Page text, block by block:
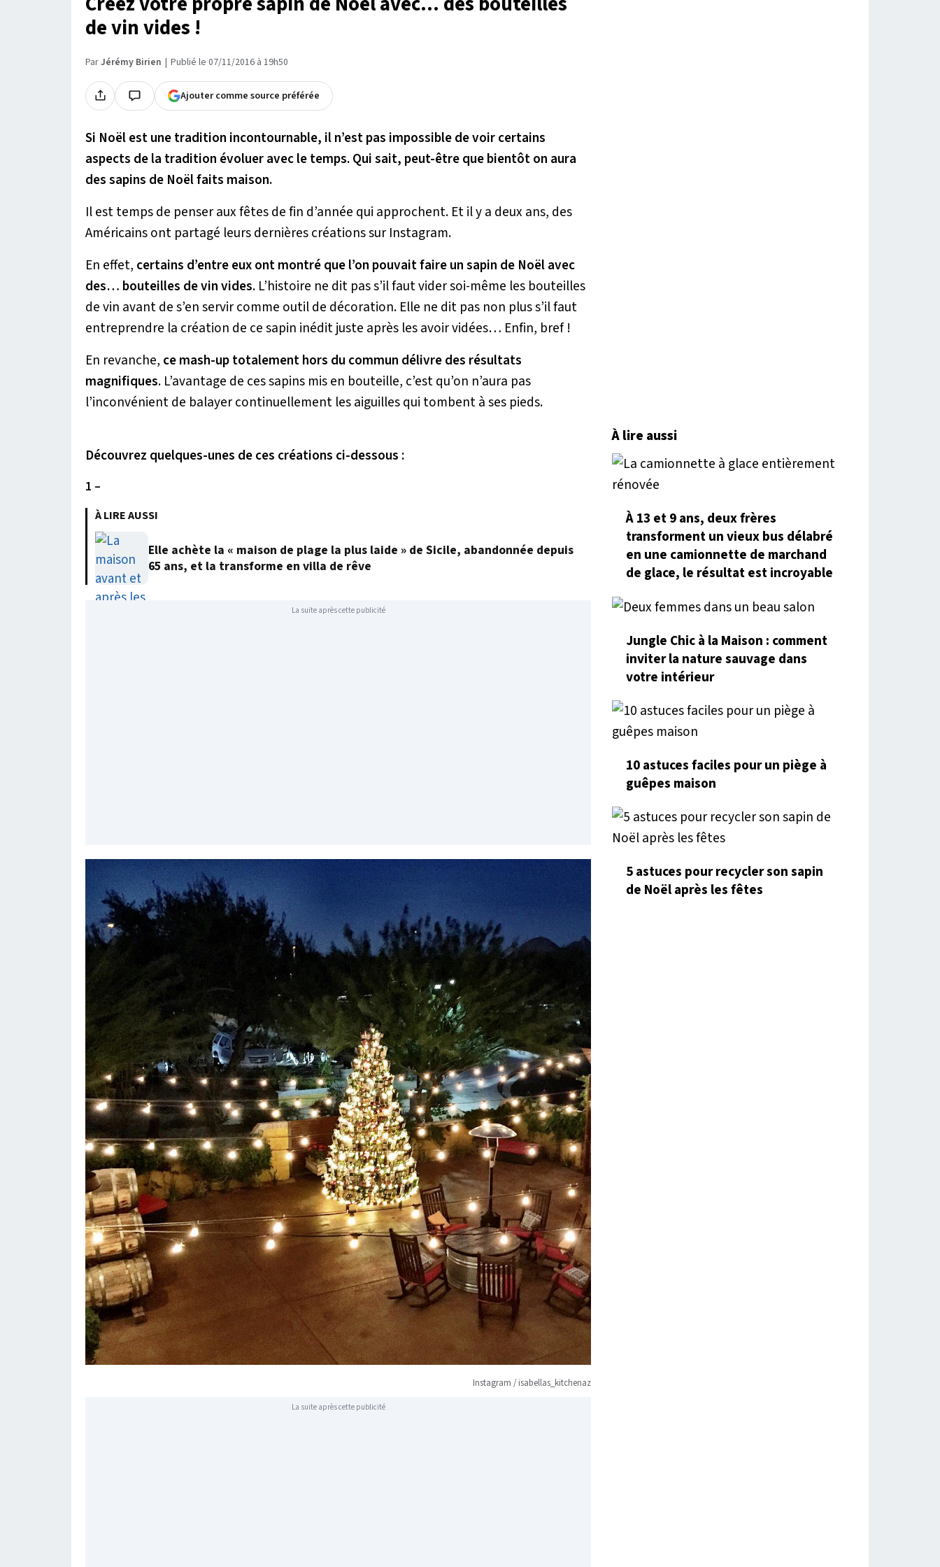
de vin vides !
ParJérémy Birien Publié le 07/11/2016 à 19h50
Ajouter comme source préférée
Si Noël est une tradition incontournable, il n’est pas impossible de voir certains
aspects de la tradition évoluer avec le temps. Qui sait, peut-être que bientôt on aura
des sapins de Noël faits maison.
Il est temps de penser aux fêtes de fin d’année qui approchent. Et il y a deux ans, des
Américains ont partagé leurs dernières créations sur Instagram.
En effet, certains d’entre eux ont montré que l’on pouvait faire un sapin de Noël avec
des… bouteilles de vin vides. L’histoire ne dit pas s’il faut vider soi-même les bouteilles
de vin avant de s’en servir comme outil de décoration. Elle ne dit pas non plus s’il faut
entreprendre la création de ce sapin inédit juste après les avoir vidées… Enfin, bref !
En revanche, ce mash-up totalement hors du commun délivre des résultats
magnifiques. L’avantage de ces sapins mis en bouteille, c’est qu’on n’aura pas
l’inconvénient de balayer continuellement les aiguilles qui tombent à ses pieds.
Découvrez quelques-unes de ces créations ci-dessous :
1 –
À LIRE AUSSI
Elle achète la « maison de plage la plus laide » de Sicile, abandonnée depuis
65 ans, et la transforme en villa de rêve
La suite après cette publicité
Instagram / isabellas_kitchenaz
La suite après cette publicité
À lire aussi
À 13 et 9 ans, deux frères
transforment un vieux bus délabré
en une camionnette de marchand
de glace, le résultat est incroyable
Jungle Chic à la Maison : comment
inviter la nature sauvage dans
votre intérieur
10 astuces faciles pour un piège à
guêpes maison
5 astuces pour recycler son sapin
de Noël après les fêtes